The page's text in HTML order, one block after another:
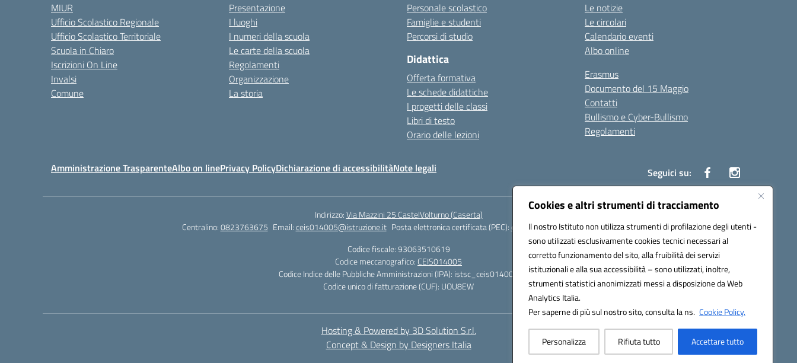
Cookies e altri strumenti di tracciamento
Il nostro Istituto non utilizza strumenti di profilazione degli utenti -
sono utilizzati esclusivamente cookies tecnici necessari al
corretto funzionamento del sito, alla fruibilità dei servizi
istituzionali e alla sua accessibilità – sono utilizzati, inoltre,
strumenti statistici anonimizzati messi a disposizione da Web
Analytics Italia.
Per saperne di più sul nostro sito, consulta la ns. Cookie Policy.
Personalizza Rifiuta tutto Accettare tutto
MIUR
Ufficio Scolastico Regionale
Ufficio Scolastico Territoriale
Scuola in Chiaro
Iscrizioni On Line
Invalsi
Comune
Presentazione
I luoghi
I numeri della scuola
Le carte della scuola
Regolamenti
Organizzazione
La storia
Personale scolastico
Famiglie e studenti
Percorsi di studio
Didattica
Offerta formativa
Le schede didattiche
I progetti delle classi
Libri di testo
Orario delle lezioni
Le notizie
Le circolari
Calendario eventi
Albo online
Erasmus
Documento del 15 Maggio
Contatti
Bullismo e Cyber-Bullismo
Regolamenti
Amministrazione TrasparenteAlbo on linePrivacy PolicyDichiarazione di accessibilitàNote legali Seguici su:
Indirizzo:Via Mazzini 25 CastelVolturno (Caserta)
Centralino:0823763675 Email:ceis014005@istruzione.it Posta elettronica certificata (PEC):ceis014005@pec.istruzione.it
Codice fiscale: 93063510619
Codice meccanografico: CEIS014005
Codice Indice delle Pubbliche Amministrazioni (IPA): istsc_ceis014005
Codice unico di fatturazione (CUF): UOU8EW
Hosting & Powered by 3D Solution S.r.l.
Concept & Design by Designers Italia